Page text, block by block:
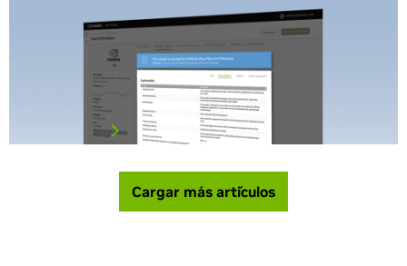
¿Qué Es Una IA Confiable?
La inteligencia artificial, como cualquier tecnología
transformadora, es un trabajo en progreso, que crece
continuamente en sus capacidades y su impacto social.
Las iniciativas de IA confiable reconocen los efectos…
Lee el artículo
Cargar más artículos